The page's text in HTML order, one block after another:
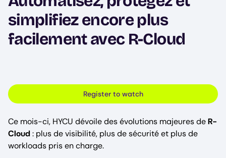
simplifiez encore plus
facilement avec R-Cloud
Register to watch
Ce mois-ci, HYCU dévoile des évolutions majeures deR-
Cloud: plus de visibilité, plus de sécurité et plus de
workloads pris en charge.